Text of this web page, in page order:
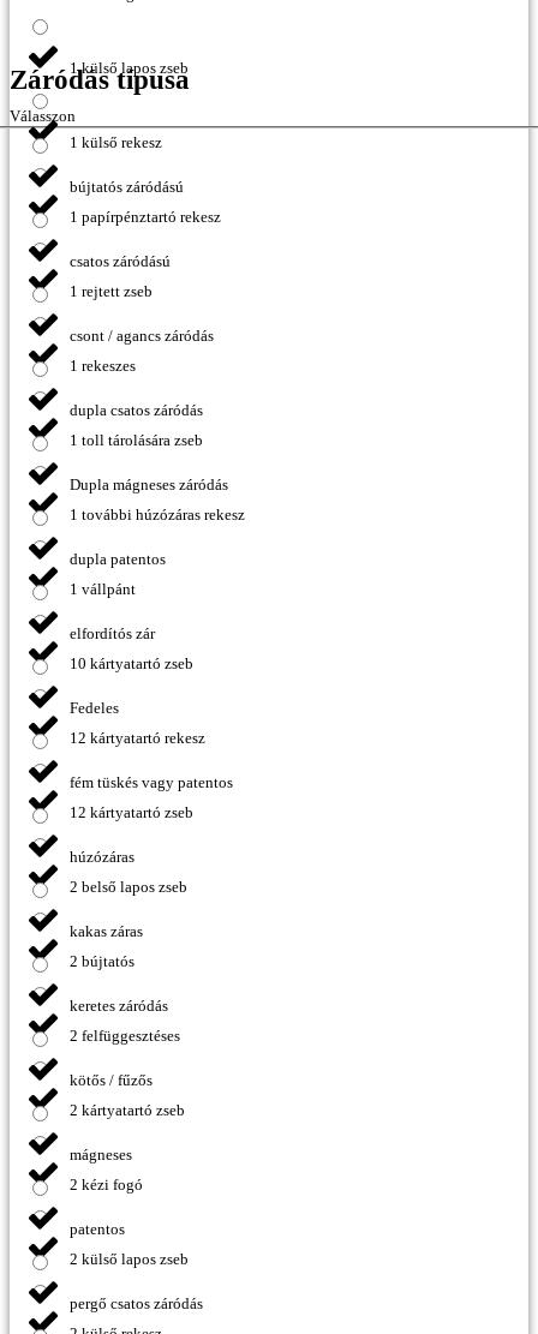
1 külső lapos zseb
1 külső rekesz
1 papírpénztartó rekesz
1 rejtett zseb
1 rekeszes
1 toll tárolására zseb
1 további húzózáras rekesz
1 vállpánt
10 kártyatartó zseb
12 kártyatartó rekesz
12 kártyatartó zseb
2 belső lapos zseb
2 bújtatós
2 felfüggesztéses
2 kártyatartó zseb
2 kézi fogó
2 külső lapos zseb
Záródás típusa
Válasszon
bújtatós záródású
csatos záródású
csont / agancs záródás
dupla csatos záródás
Dupla mágneses záródás
dupla patentos
elfordítós zár
Fedeles
fém tüskés vagy patentos
húzózáras
kakas záras
keretes záródás
kötős / fűzős
mágneses
patentos
pergő csatos záródás